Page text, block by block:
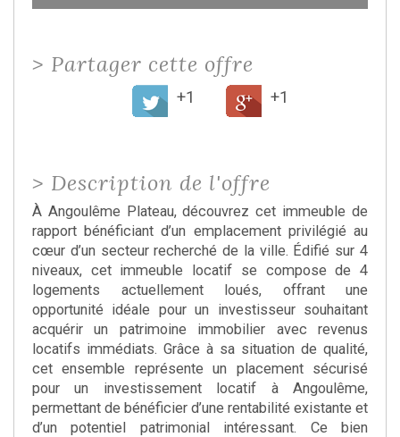
> Partager cette offre
+1 +1
> Description de l'offre
À Angoulême Plateau, découvrez cet immeuble de
rapport bénéficiant d’un emplacement privilégié au
cœur d’un secteur recherché de la ville. Édifié sur 4
niveaux, cet immeuble locatif se compose de 4
logements actuellement loués, offrant une
opportunité idéale pour un investisseur souhaitant
acquérir un patrimoine immobilier avec revenus
locatifs immédiats. Grâce à sa situation de qualité,
cet ensemble représente un placement sécurisé
pour un investissement locatif à Angoulême,
permettant de bénéficier d’une rentabilité existante et
d’un potentiel patrimonial intéressant. Ce bien